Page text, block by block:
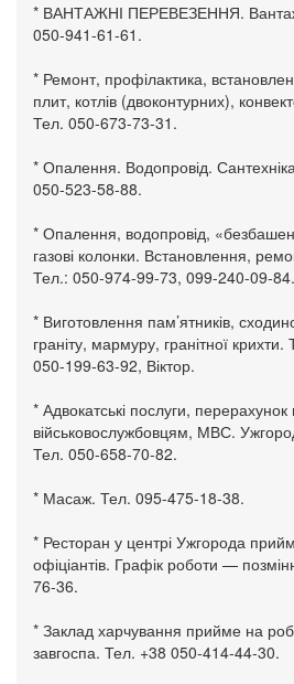
* ВАНТАЖНІ ПЕРЕВЕЗЕННЯ.
050-941-61-61.
* Ремонт, профілактика,
плит, котлів (двоконтурних),
Тел. 050-673-73-31.
* Опалення. Водопровід.
050-523-58-88.
* Опалення, водопровід,
газові колонки. Встановлення,
Тел.: 050-974-99-73, 099-240-09-84.
* Виготовлення пам’ятників,
граніту, мармуру, гранітної
050-199-63-92, Віктор.
* Адвокатські послуги, перерахунок
військовослужбовцям, МВС.
Тел. 050-658-70-82.
* Масаж. Тел. 095-475-18-38.
* Ресторан у центрі Ужгорода
офіціантів. Графік роботи —
76-36.
* Заклад харчування прийме на
завгоспа. Тел. +38 050-414-44-30.